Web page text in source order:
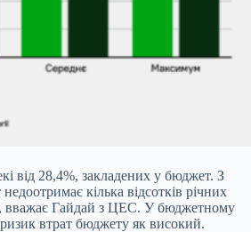
від 28,4%, закладених у бюджет. З
кілька відсотків річних
вважає Гайдай з ЦЕС. У бюджетному
втрат бюджету як високий.